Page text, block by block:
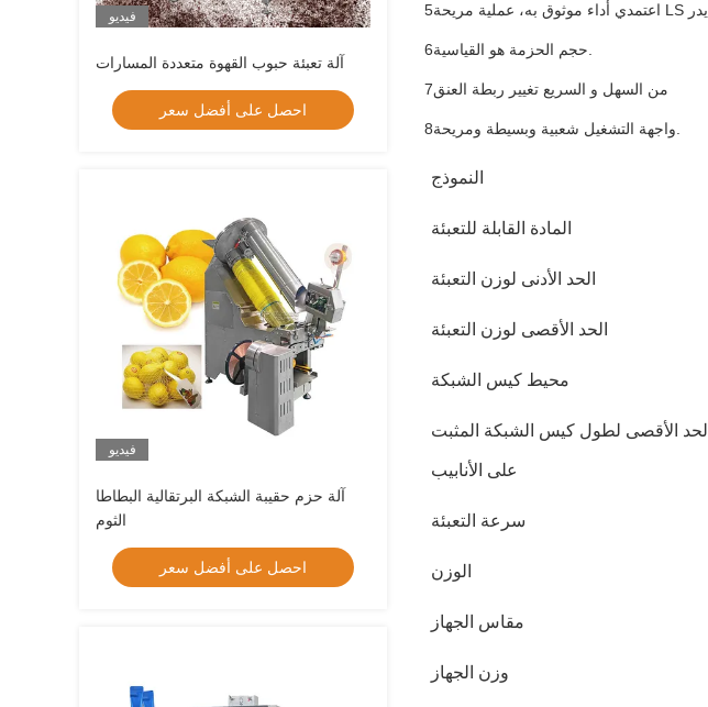
فيديو
آلة تعبئة حبوب القهوة متعددة المسارات
احصل على أفضل سعر
فيديو
آلة حزم حقيبة الشبكة البرتقالية البطاطا
الثوم
احصل على أفضل سعر
5اعتمدي أداء موثوق به، عملية مريحة LS عاكس، شنايدر PLC والتحكم الكهربائي الشاشة اللمسية.
6حجم الحزمة هو القياسية.
7من السهل و السريع تغيير ربطة العنق
النموذج
المادة القابلة للتعبئة
الحد الأدنى لوزن التعبئة
الحد الأقصى لوزن التعبئة
محيط كيس الشبكة
الحد الأقصى لطول كيس الشبكة المثبت
على الأنابيب
سرعة التعبئة
الوزن
مقاس الجهاز
وزن الجهاز